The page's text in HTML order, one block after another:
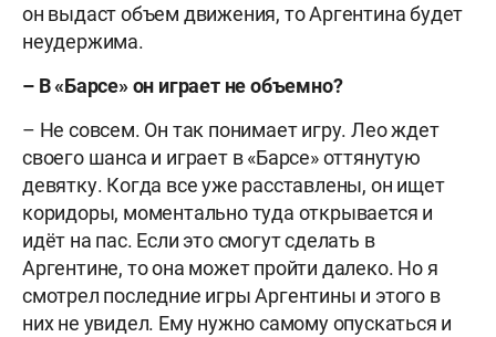
он выдаст объем движения, то Аргентина будет
неудержима.
– В «Барсе» он играет не объемно?
– Не совсем. Он так понимает игру. Лео ждет
своего шанса и играет в «Барсе» оттянутую
девятку. Когда все уже расставлены, он ищет
коридоры, моментально туда открывается и
идёт на пас. Если это смогут сделать в
Аргентине, то она может пройти далеко. Но я
смотрел последние игры Аргентины и этого в
них не увидел. Ему нужно самому опускаться и